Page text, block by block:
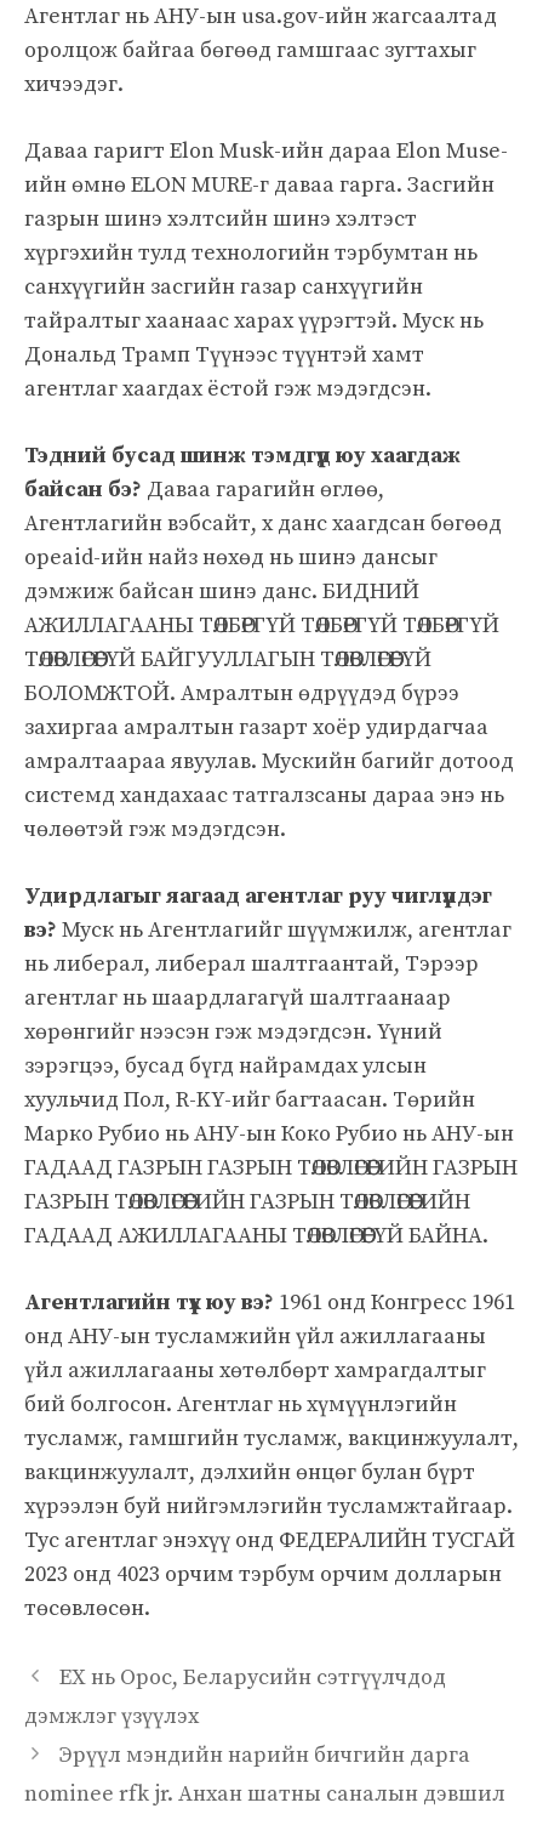
Агентлаг нь АНУ-ын usa.gov-ийн жагсаалтад
оролцож байгаа бөгөөд гамшгаас зугтахыг
хичээдэг.
Даваа гаригт Elon Musk-ийн дараа Elon Muse-
ийн өмнө ELON MURE-г даваа гарга. Засгийн
газрын шинэ хэлтсийн шинэ хэлтэст
хүргэхийн тулд технологийн тэрбумтан нь
санхүүгийн засгийн газар санхүүгийн
тайралтыг хаанаас харах үүрэгтэй. Муск нь
Дональд Трамп Түүнээс түүнтэй хамт
агентлаг хаагдах ёстой гэж мэдэгдсэн.
Тэдний бусад шинж тэмдгүүд юу хаагдаж
байсан бэ? Даваа гарагийн өглөө,
Агентлагийн вэбсайт, x данс хаагдсан бөгөөд
opeaid-ийн найз нөхөд нь шинэ дансыг
дэмжиж байсан шинэ данс. БИДНИЙ
АЖИЛЛАГААНЫ ТӨЛБӨРГҮЙ ТӨЛБӨРГҮЙ ТӨЛБӨРГҮЙ
ТӨЛӨВЛӨГӨӨГҮЙ БАЙГУУЛЛАГЫН ТӨЛӨВЛӨГӨӨГҮЙ
БОЛОМЖТОЙ. Амралтын өдрүүдэд бүрээ
захиргаа амралтын газарт хоёр удирдагчаа
амралтаараа явуулав. Мускийн багийг дотоод
системд хандахаас татгалзсаны дараа энэ нь
чөлөөтэй гэж мэдэгдсэн.
Удирдлагыг яагаад агентлаг руу чиглүүлдэг
вэ? Муск нь Агентлагийг шүүмжилж, агентлаг
нь либерал, либерал шалтгаантай, Тэрээр
агентлаг нь шаардлагагүй шалтгаанаар
хөрөнгийг нээсэн гэж мэдэгдсэн. Үүний
зэрэгцээ, бусад бүгд найрамдах улсын
хуульчид Пол, R-KY-ийг багтаасан. Төрийн
Марко Рубио нь АНУ-ын Коко Рубио нь АНУ-ын
ГАДААД ГАЗРЫН ГАЗРЫН ТӨЛӨВЛӨГӨӨГИЙН ГАЗРЫН
ГАЗРЫН ТӨЛӨВЛӨГӨӨГИЙН ГАЗРЫН ТӨЛӨВЛӨГӨӨГИЙН
ГАДААД АЖИЛЛАГААНЫ ТӨЛӨВЛӨГӨӨГҮЙ БАЙНА.
Агентлагийн түүх юу вэ? 1961 онд Конгресс 1961
онд АНУ-ын тусламжийн үйл ажиллагааны
үйл ажиллагааны хөтөлбөрт хамрагдалтыг
бий болгосон. Агентлаг нь хүмүүнлэгийн
тусламж, гамшгийн тусламж, вакцинжуулалт,
вакцинжуулалт, дэлхийн өнцөг булан бүрт
хүрээлэн буй нийгэмлэгийн тусламжтайгаар.
Тус агентлаг энэхүү онд ФЕДЕРАЛИЙН ТУСГАЙ
2023 онд 4023 орчим тэрбум орчим долларын
төсөвлөсөн.
ЕХ нь Орос, Беларусийн сэтгүүлчдод
дэмжлэг үзүүлэх
Эрүүл мэндийн нарийн бичгийн дарга
nominee rfk jr. Анхан шатны саналын дэвшил